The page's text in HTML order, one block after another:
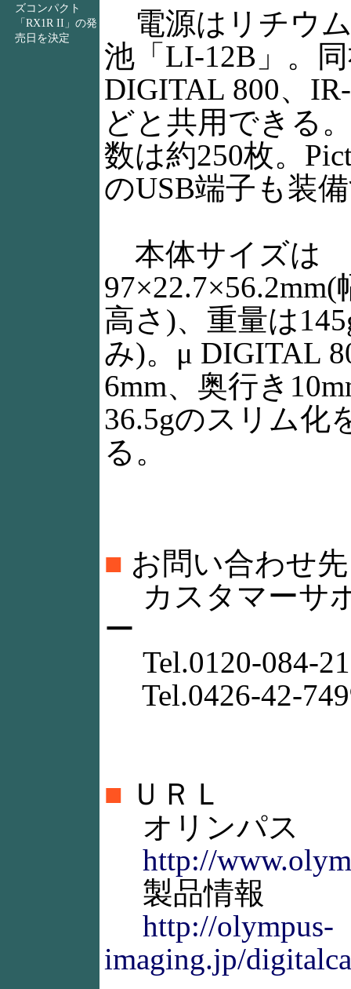
ズコンパクト
「RX1R II」の発
売日を決定
電源はリチウ
池「LI-12B」。
DIGITAL 800、
どと共用できる
数は約250枚。
のUSB端子も装
本体サイズは
高さ)、重量は
み)。μ DIGITAL
6mm、奥行き
36.5gのスリム化
る。
■ お問い合わせ先
カスタマーサ
ー
Tel.0120-084-
Tel.0426-42-
■ ＵＲＬ
オリンパス
http://
製品情報
http://olympus-
imaging.jp/